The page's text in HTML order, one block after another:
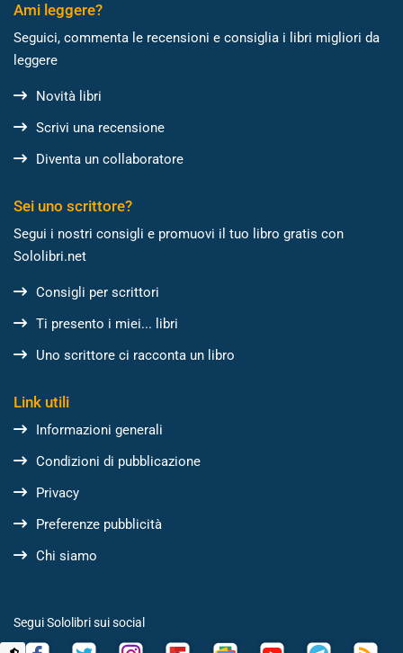
Ami leggere?
Seguici, commenta le recensioni e consiglia i libri migliori da
leggere
Novità libri
Scrivi una recensione
Diventa un collaboratore
Sei uno scrittore?
Segui i nostri consigli e promuovi il tuo libro gratis con
Sololibri.net
Consigli per scrittori
Ti presento i miei... libri
Uno scrittore ci racconta un libro
Link utili
Informazioni generali
Condizioni di pubblicazione
Privacy
Preferenze pubblicità
Chi siamo
Segui Sololibri sui social